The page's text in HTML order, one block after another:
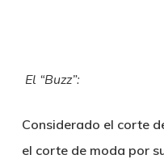
El “Buzz”:
Considerado el corte
el corte de moda por